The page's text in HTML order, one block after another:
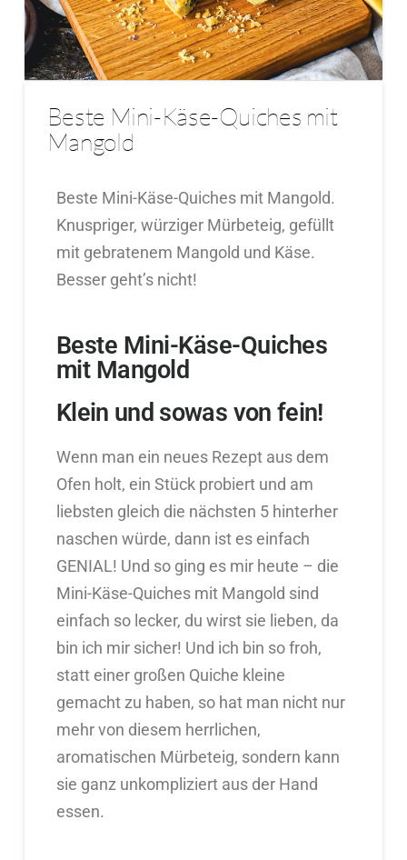
Beste Mini-Käse-Quiches mit
Mangold
Beste Mini-Käse-Quiches mit Mangold.
Knuspriger, würziger Mürbeteig, gefüllt
mit gebratenem Mangold und Käse.
Besser geht’s nicht!
Beste Mini-Käse-Quiches
mit Mangold
Klein und sowas von fein!
Wenn man ein neues Rezept aus dem
Ofen holt, ein Stück probiert und am
liebsten gleich die nächsten 5 hinterher
naschen würde, dann ist es einfach
GENIAL! Und so ging es mir heute – die
Mini-Käse-Quiches mit Mangold sind
einfach so lecker, du wirst sie lieben, da
bin ich mir sicher! Und ich bin so froh,
statt einer großen Quiche kleine
gemacht zu haben, so hat man nicht nur
mehr von diesem herrlichen,
aromatischen Mürbeteig, sondern kann
sie ganz unkompliziert aus der Hand
essen.